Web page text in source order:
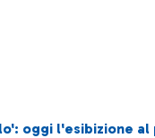
oggi l'esibizione